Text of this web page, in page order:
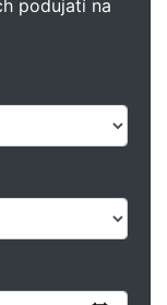
podujatí na